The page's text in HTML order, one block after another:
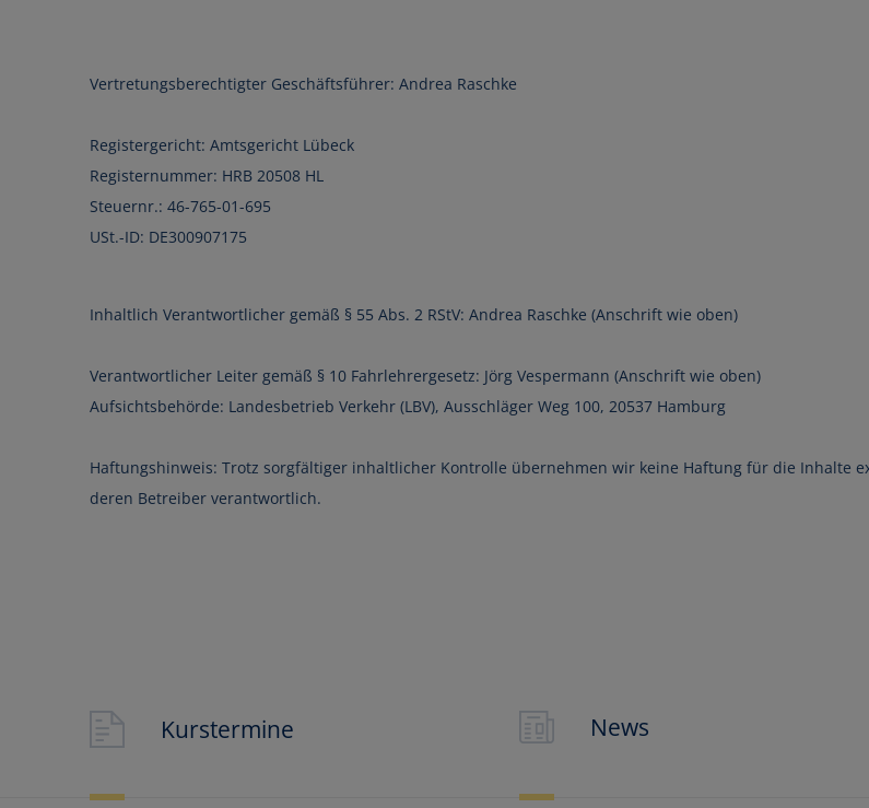
Jetzt Bildungsgutschein
Vertretungsberechtigter Geschäftsführer: Andrea Raschke
Registergericht: Amtsgericht Lübeck
Registernummer: HRB 20508 HL
Steuernr.: 46-765-01-695
USt.-ID: DE300907175
Inhaltlich Verantwortlicher gemäß § 55 Abs. 2 RStV: Andrea Raschke (Anschrift wie oben)
Verantwortlicher Leiter gemäß § 10 Fahrlehrergesetz: Jörg Vespermann (Anschrift wie oben)
Aufsichtsbehörde: Landesbetrieb Verkehr (LBV), Ausschläger Weg 100, 20537 Hamburg
Haftungshinweis: Trotz sorgfältiger inhaltlicher Kontrolle übernehmen wir keine Haftung für die Inhalte
deren Betreiber verantwortlich.
Kurstermine News